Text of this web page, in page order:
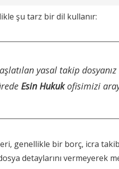
şu tarz bir dil kullanır:
yasal takip
Esin Hukukofisimizi
genellikle bir borç, icra
detaylarını vermeyerek